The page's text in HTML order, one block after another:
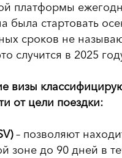
платформы
была стартовать
сроков не
случится в 2025
визы
от цели поездки:
– позволяют
зоне до 90 дней в